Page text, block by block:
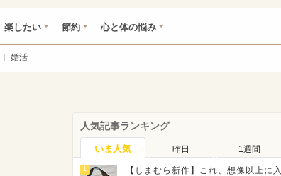
楽したい 節約 心と体の悩み
婚活
人気記事ランキング
いま人気 昨日 1週間
1
【しまむら新作】これ、想像以上に入